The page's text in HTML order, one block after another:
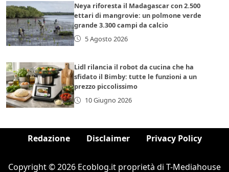
Neya riforesta il Madagascar con 2.500
ettari di mangrovie: un polmone verde
grande 3.300 campi da calcio
5 Agosto 2026
Lidl rilancia il robot da cucina che ha
sfidato il Bimby: tutte le funzioni a un
prezzo piccolissimo
10 Giugno 2026
Redazione Disclaimer Privacy Policy
Copyright © 2026 Ecoblog.it proprietà di T-Mediahouse